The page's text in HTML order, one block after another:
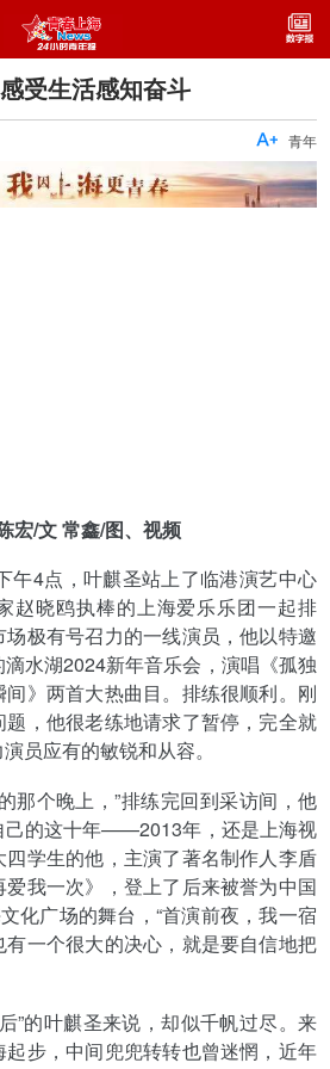
受生活感知奋斗
青年

宏/文 常鑫/图、视频
午4点，叶麒圣站上了临港演艺中心
赵晓鸥执棒的上海爱乐乐团一起排
极有号召力的一线演员，他以特邀
水湖2024新年音乐会，演唱《孤独
》两首大热曲目。排练很顺利。刚
，他很老练地请求了暂停，完全就
员应有的敏锐和从容。
那个晚上，”排练完回到采访间，他
己的这十年——2013年，还是上海视
学生的他，主演了著名制作人李盾
我一次》，登上了后来被誉为中国
化广场的舞台，“首演前夜，我一宿
一个很大的决心，就是要自信地把
”的叶麒圣来说，却似千帆过尽。来
起步，中间兜兜转转也曾迷惘，近年